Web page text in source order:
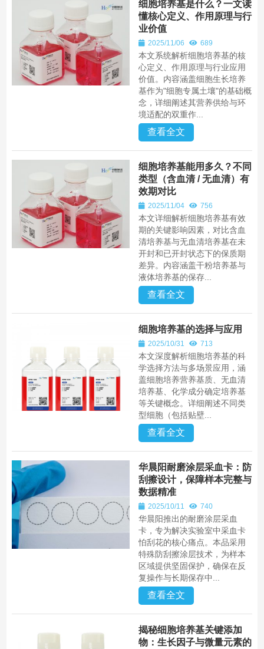
细胞培养基是什么？一文读
懂核心定义、作用原理与行
业价值
2025/11/06 689
本文系统解析细胞培养基的核
心定义、作用原理与行业应用
价值。内容涵盖细胞生长培养
基作为"细胞专属土壤"的基础概
念，详细阐述其营养供给与环
境适配的双重作...
查看全文
细胞培养基能用多久？不同
类型（含血清 / 无血清）有
效期对比
2025/11/04 756
本文详细解析细胞培养基有效
期的关键影响因素，对比含血
清培养基与无血清培养基在未
开封和已开封状态下的保质期
差异。内容涵盖干粉培养基与
液体培养基的保存...
查看全文
细胞培养基的选择与应用
2025/10/31 713
本文深度解析细胞培养基的科
学选择方法与多场景应用，涵
盖细胞培养营养基质、无血清
培养基、化学成分确定培养基
等关键概念。详细阐述不同类
型细胞（包括贴壁...
查看全文
华晨阳耐磨涂层采血卡：防
刮擦设计，保障样本完整与
数据精准
2025/10/11 740
华晨阳推出的耐磨涂层采血
卡，专为解决实验室中采血卡
怕刮花的核心痛点。本品采用
特殊防刮擦涂层技术，为样本
区域提供坚固保护，确保在反
复操作与长期保存中...
查看全文
揭秘细胞培养基关键添加
物：生长因子与微量元素的